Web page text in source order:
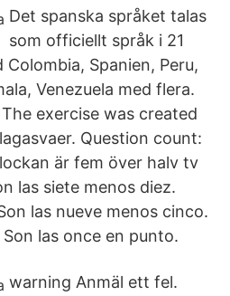
Det spanska språket talas
som officiellt språk i 21
Spanien, Peru,
Venezuela med flera.
exercise was created
Question count:
är fem över halv tv
las siete menos diez.
las nueve menos cinco.
las once en punto.
warning Anmäl ett fel.